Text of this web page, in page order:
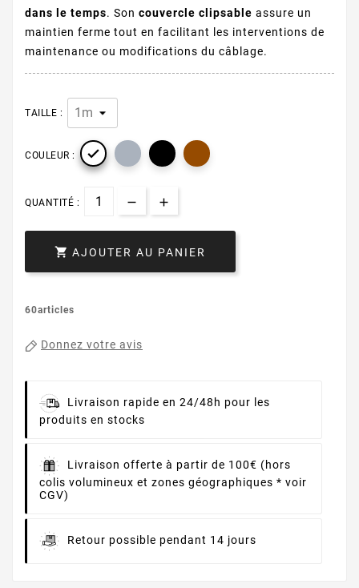
dans le temps. Son couvercle clipsable assure un
maintien ferme tout en facilitant les interventions de
maintenance ou modifications du câblage.
TAILLE :
COULEUR : 
QUANTITÉ :
 AJOUTER AU PANIER
60articles
Donnez votre avis
Livraison rapide en 24/48h pour les
produits en stocks
Livraison offerte à partir de 100€ (hors
colis volumineux et zones géographiques * voir
CGV)
Retour possible pendant 14 jours